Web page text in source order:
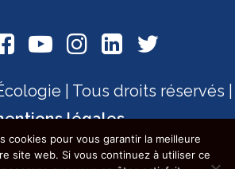
| Tous droits réservés |
légales
cookies pour vous garantir la meilleure
site web. Si vous continuez à utiliser ce